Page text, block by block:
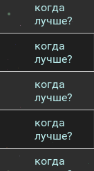
когда
лучше?
когда
лучше?
когда
лучше?
когда
лучше?
когда